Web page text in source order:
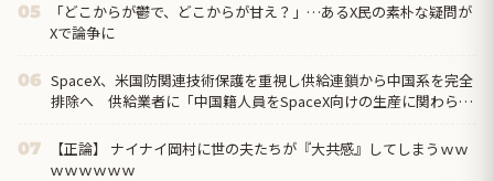
05
「どこからが鬱で、どこからが甘え？」…あるX民の素朴な疑問が
Xで論争に
06 SpaceX、米国防関連技術保護を重視し供給連鎖から中国系を完全
排除へ 供給業者に「中国籍人員をSpaceX向けの生産に関わらせ
07
【正論】 ナイナイ岡村に世の夫たちが『大共感』してしまうｗｗ
ｗｗｗｗｗｗ